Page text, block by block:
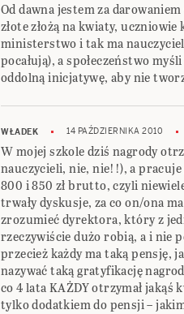
Od dawna jestem za
złote złożą na kwiaty,
ministerstwo i tak ma
pocałują), a społeczeństwo
oddolną inicjatywę, aby nie
WŁADEK 14 PAŹDZIERNIKA 2010
W mojej szkole dziś nagrody
nauczycieli, nie, nie!!), a
800 i 850 zł brutto, czyli
trwały dyskusje, za co on/ona
zrozumieć dyrektora, który z
rzeczywiście dużo robią, a i nie
przecież każdy ma taką pensję,
nazywać taką gratyfikację
co 4 lata KAŻDY otrzymał jakąś
tylko dodatkiem do pensji –